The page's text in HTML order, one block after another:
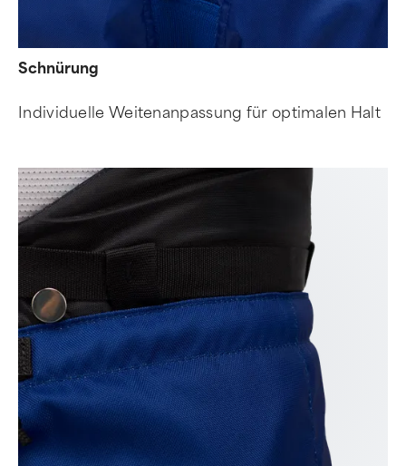
Schnürung
Individuelle Weitenanpassung für optimalen Halt